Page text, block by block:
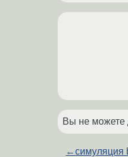
Вы не можете
←симуляция